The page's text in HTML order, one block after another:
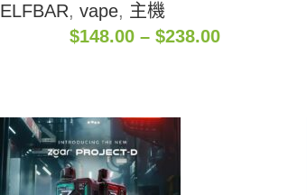
ELFBAR, vape, 主機
$148.00 – $238.00